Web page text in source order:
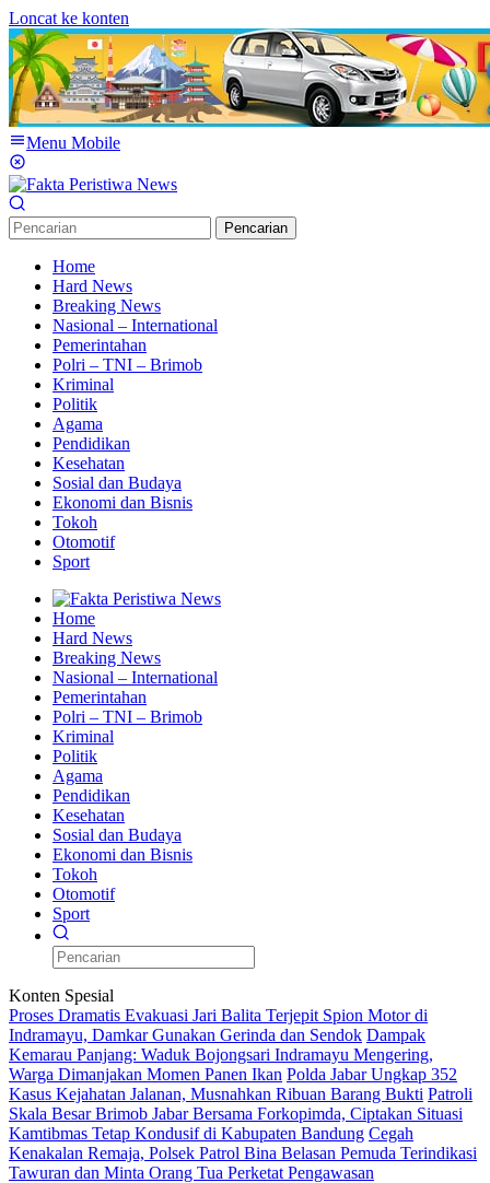
Loncat ke konten
Menu Mobile
Pencarian
Home
Hard News
Breaking News
Nasional – International
Pemerintahan
Polri – TNI – Brimob
Kriminal
Politik
Agama
Pendidikan
Kesehatan
Sosial dan Budaya
Ekonomi dan Bisnis
Tokoh
Otomotif
Sport
Home
Hard News
Breaking News
Nasional – International
Pemerintahan
Polri – TNI – Brimob
Kriminal
Politik
Agama
Pendidikan
Kesehatan
Sosial dan Budaya
Ekonomi dan Bisnis
Tokoh
Otomotif
Sport
Konten Spesial
Proses Dramatis Evakuasi Jari Balita Terjepit Spion Motor di
Indramayu, Damkar Gunakan Gerinda dan Sendok Dampak
Kemarau Panjang: Waduk Bojongsari Indramayu Mengering,
Warga Dimanjakan Momen Panen Ikan Polda Jabar Ungkap 352
Kasus Kejahatan Jalanan, Musnahkan Ribuan Barang Bukti Patroli
Skala Besar Brimob Jabar Bersama Forkopimda, Ciptakan Situasi
Kamtibmas Tetap Kondusif di Kabupaten Bandung Cegah
Kenakalan Remaja, Polsek Patrol Bina Belasan Pemuda Terindikasi
Tawuran dan Minta Orang Tua Perketat Pengawasan